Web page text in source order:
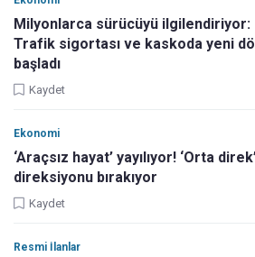
Milyonlarca sürücüyü ilgilendiriyor:
Trafik sigortası ve kaskoda yeni
başladı
Kaydet
Ekonomi
‘Araçsız hayat’ yayılıyor! ‘Orta
direksiyonu bırakıyor
Kaydet
Resmi İlanlar